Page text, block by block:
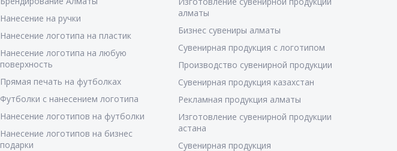
Нанесение на ручки
Нанесение логотипа на пластик
Нанесение логотипа на любую
поверхность
Прямая печать на футболках
Футболки с нанесением логотипа
Нанесение логотипов на футболки
Нанесение логотипов на бизнес
подарки
алматы
Бизнес сувениры алматы
Сувенирная продукция с логотипом
Производство сувенирной продукции
Сувенирная продукция казахстан
Рекламная продукция алматы
Изготовление сувенирной продукции
астана
Сувенирная продукция